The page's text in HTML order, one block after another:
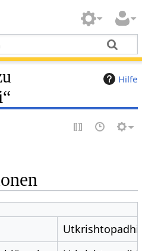
Hilfe
Utkrishtopadhi